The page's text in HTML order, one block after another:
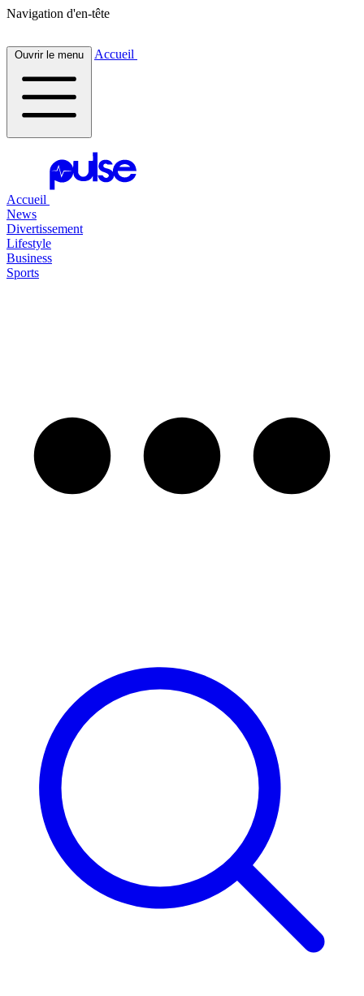
Navigation d'en-tête
Ouvrir le menu Accueil
Accueil
News
Divertissement
Lifestyle
Business
Sports